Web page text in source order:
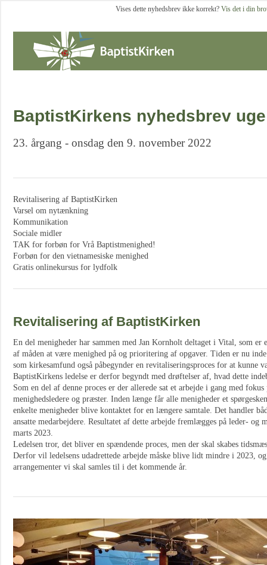
Vises dette nyhedsbrev ikke korrekt? Vis det i din
BaptistKirkens nyhedsbrev
23. årgang - onsdag den 9. november 2022
Revitalisering af BaptistKirken
Varsel om nytænkning
Kommunikation
Sociale midler
TAK for forbøn for Vrå Baptistmenighed!
Forbøn for den vietnamesiske menighed
Gratis onlinekursus for lydfolk
Revitalisering af BaptistKirken
En del menigheder har sammen med Jan Kornholt deltaget i Vital, som er
af måden at være menighed på og prioritering af opgaver. Tiden er nu
som kirkesamfund også påbegynder en revitaliseringsproces for at kunne
BaptistKirkens ledelse er derfor begyndt med drøftelser af, hvad dette
Som en del af denne proces er der allerede sat et arbejde i gang med
menighedsledere og præster. Inden længe får alle menigheder et
enkelte menigheder blive kontaktet for en længere samtale. Det handler
ansatte medarbejdere. Resultatet af dette arbejde fremlægges på leder- og
marts 2023.
Ledelsen tror, det bliver en spændende proces, men der skal skabes
Derfor vil ledelsens udadrettede arbejde måske blive lidt mindre i 2023,
arrangementer vi skal samles til i det kommende år.